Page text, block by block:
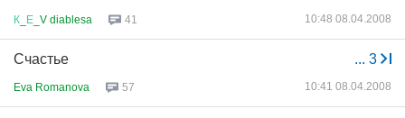
К Е _V diablesa 41 10:48 08.04.2008
... 3
Счастье
Eva Romanova 57 10:41 08.04.2008